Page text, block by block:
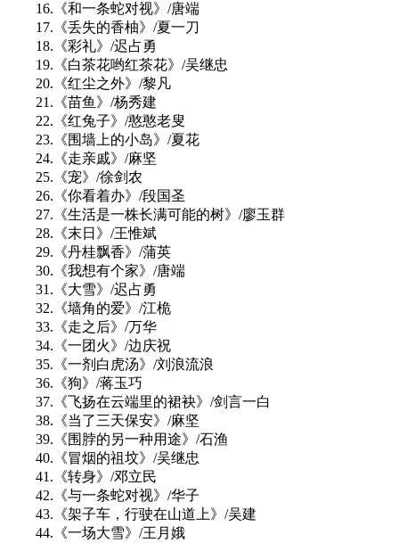
16.《和一条蛇对视》/唐端
17.《丢失的香柚》/夏一刀
18.《彩礼》/迟占勇
19.《白茶花哟红茶花》/吴继忠
20.《红尘之外》/黎凡
21.《苗鱼》/杨秀建
22.《红兔子》/憨憨老叟
23.《围墙上的小岛》/夏花
24.《走亲戚》/麻坚
25.《宠》/徐剑农
26.《你看着办》/段国圣
27.《生活是一株长满可能的树》/廖玉群
28.《末日》/王惟斌
29.《丹桂飘香》/蒲英
30.《我想有个家》/唐端
31.《大雪》/迟占勇
32.《墙角的爱》/江桅
33.《走之后》/万华
34.《一团火》/边庆祝
35.《一剂白虎汤》/刘浪流浪
36.《狗》/蒋玉巧
37.《飞扬在云端里的裙袂》/剑言一白
38.《当了三天保安》/麻坚
39.《围脖的另一种用途》/石渔
40.《冒烟的祖坟》/吴继忠
41.《转身》/邓立民
42.《与一条蛇对视》/华子
43.《架子车，行驶在山道上》/吴建
44.《一场大雪》/王月娥